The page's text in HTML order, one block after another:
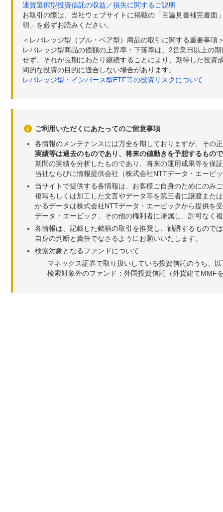
通貨選択型投資信託の収益／損失に関するご説明
お取引の際は、当社ウェブサイトに掲載の「目論見書補完書
明」を必ずお読みください。
＜レバレッジ型（ブル・ベア型）商品の取引に関する重要事項
レバレッジ型商品の価額の上昇率・下落率は、2営業日以上の
せず、それが長期にわたり継続することにより、期待した投
間的な投資の目的に適合しない場合があります。
レバレッジ型・インバース型ETF等の投資リスクについて
ご利用いただくにあたってのご留意事項
各情報のメンテナンスには万全を期しておりますが、その
実績等は過去のものであり、将来の値動きを予想するもの
期間の実績を分析したものであり、将来の運用成果等を保
当社ならびに情報提供会社（株式会社NTTデータ・エービ
当サイトで提供する各情報は、お客様ご自身のためにのみ
複写もしくは加工した文言やデータ等を第三者に譲渡また
かるデータは株式会社NTTデータ・エービックから提供を
データ・エービック、その他の権利者に帰属し、許可なく
各情報は、記載した銘柄の取引を推奨し、勧誘するもので
自身の判断と責任でなさるようにお願いいたします。
検索対象となるファンドについて
マネックス証券で取り扱いしている投資信託のうち、
検索対象外のファンド：外国投資信託（外貨建てMMF